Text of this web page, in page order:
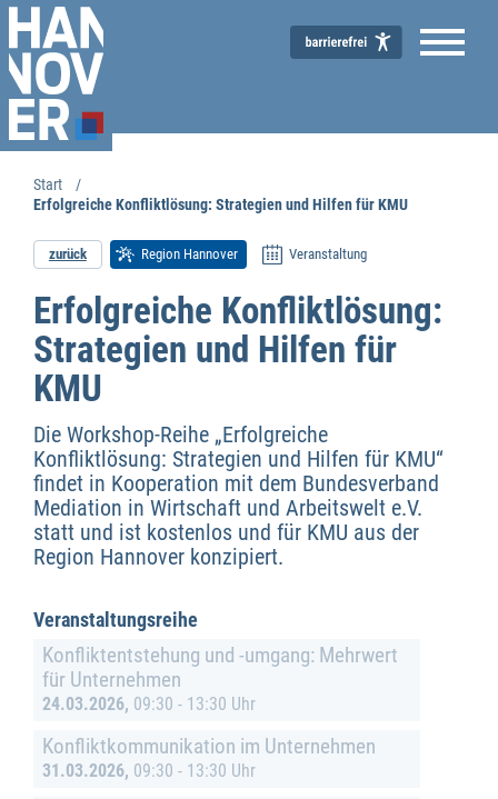
Start
Erfolgreiche Konfliktlösung: Strategien und Hilfen für KMU
zurück Region Hannover Veranstaltung
Erfolgreiche Konfliktlösung:
Strategien und Hilfen für
KMU
Die Workshop-Reihe „Erfolgreiche
Konfliktlösung: Strategien und Hilfen für KMU“
findet in Kooperation mit dem Bundesverband
Mediation in Wirtschaft und Arbeitswelt e.V.
statt und ist kostenlos und für KMU aus der
Region Hannover konzipiert.
Veranstaltungsreihe
Konfliktentstehung und -umgang: Mehrwert
für Unternehmen
24.03.2026, 09:30 - 13:30 Uhr
Konfliktkommunikation im Unternehmen
31.03.2026, 09:30 - 13:30 Uhr